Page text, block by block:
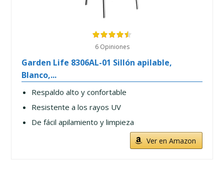
6 Opiniones
Garden Life 8306AL-01 Sillón apilable,
Blanco,...
Respaldo alto y confortable
Resistente a los rayos UV
De fácil apilamiento y limpieza
Ver en Amazon